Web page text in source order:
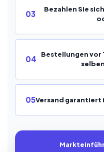
03
Bezahlen Sie
04
Bestellungen vor
05Versand garantiert